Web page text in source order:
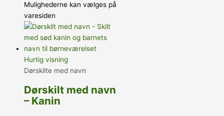
Mulighederne kan vælges på
varesiden
Hurtig visning
Dørskilte med navn
Dørskilt med navn
– Kanin